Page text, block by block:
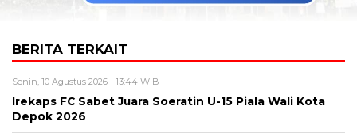
BERITA TERKAIT
Senin, 10 Agustus 2026 - 13:44 WIB
Irekaps FC Sabet Juara Soeratin U-15 Piala Wali Kota
Depok 2026